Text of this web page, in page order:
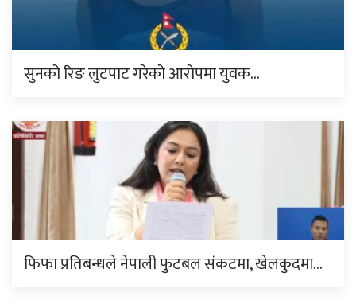
सुनको रिङ लुटपाट गरेको आरोपमा युवक…
फिफा प्रतिबन्धले नेपाली फुटबल संकटमा, खेलकुदमा…